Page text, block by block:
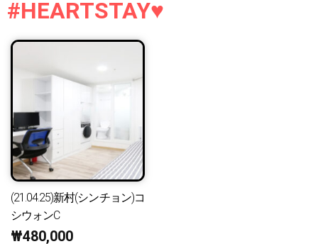
#HEARTSTAY♥
(21.04.25)新村(シンチョン)コ
シウォンC
₩480,000